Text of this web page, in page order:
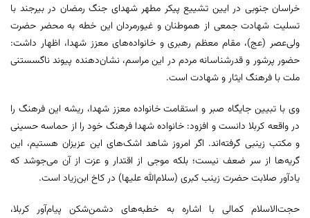
خراسان جنوبی در ایین تشییع پیکر مطهر شهدای جنگ رمضان در بیرجند با
تسلیت شهادت جمعی از هموطنان و غیورمردان این خطه به محضر حضرت
ولی‌عصر (عج)، مقام معظم رهبری و خانواده‌های معزز شهدا، اظهار داشت:
حضور پرشور و قدرشناسانه مردم در این مراسم، نشان‌دهنده پیوند ناگسستنی
ملت با فرهنگ ایثار و شهادت است.
وی با تبیین جایگاه صبر و استقامت خانواده معزز شهدا، ریشه این فرهنگ را
در واقعه کربلا دانست و افزود: خانواده شهدا فرهنگ خود را از حماسه حسینی
و مکتب زینبی گرفته‌اند. اگر امروز شاهد اشک‌های این عزیزان هستیم، این
گریه‌ها از سر ضعف نیست؛ بلکه موجی از اقتدار و عزت از آن می‌جوشد که
یادآور صلابت حضرت زینب کبری (سلام‌الله علیها) در کاخ ابن‌زیاد است.
حجت‌الاسلام کمالی با اشاره به خطبه‌های دشمن‌شکن پیام‌آور کربلا،